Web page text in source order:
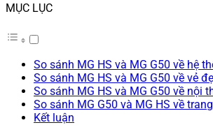
MỤC LỤC
So sánh MG HS và MG G50 về hệ
So sánh MG HS và MG G50 về vẻ
So sánh MG HS và MG G50 về nội
So sánh MG G50 và MG HS về
Kết luận